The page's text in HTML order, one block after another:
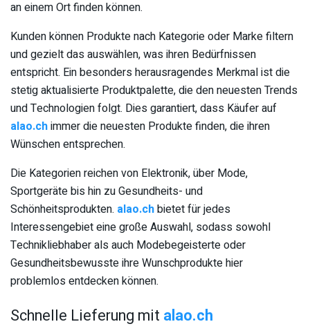
an einem Ort finden können.
Kunden können Produkte nach Kategorie oder Marke filtern
und gezielt das auswählen, was ihren Bedürfnissen
entspricht. Ein besonders herausragendes Merkmal ist die
stetig aktualisierte Produktpalette, die den neuesten Trends
und Technologien folgt. Dies garantiert, dass Käufer auf
alao.chimmer die neuesten Produkte finden, die ihren
Wünschen entsprechen.
Die Kategorien reichen von Elektronik, über Mode,
Sportgeräte bis hin zu Gesundheits- und
Schönheitsprodukten. alao.chbietet für jedes
Interessengebiet eine große Auswahl, sodass sowohl
Technikliebhaber als auch Modebegeisterte oder
Gesundheitsbewusste ihre Wunschprodukte hier
problemlos entdecken können.
Schnelle Lieferung mit alao.ch